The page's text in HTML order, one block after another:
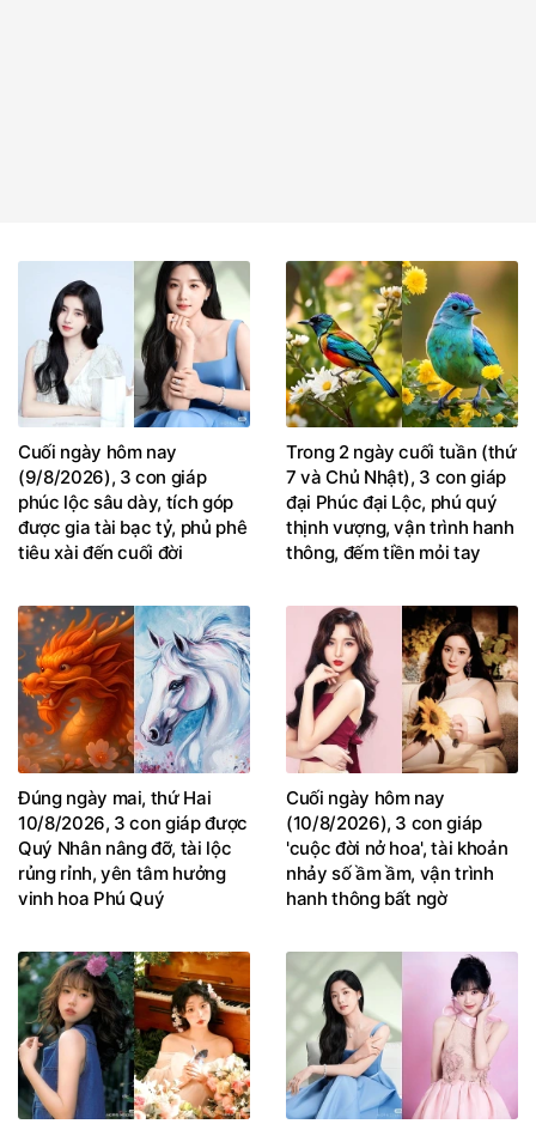
Cuối ngày hôm nay
(9/8/2026), 3 con giáp
phúc lộc sâu dày, tích góp
được gia tài bạc tỷ, phủ phê
tiêu xài đến cuối đời
Trong 2 ngày cuối tuần (thứ
7 và Chủ Nhật), 3 con giáp
đại Phúc đại Lộc, phú quý
thịnh vượng, vận trình hanh
thông, đếm tiền mỏi tay
Đúng ngày mai, thứ Hai
10/8/2026, 3 con giáp được
Quý Nhân nâng đỡ, tài lộc
rủng rỉnh, yên tâm hưởng
vinh hoa Phú Quý
Cuối ngày hôm nay
(10/8/2026), 3 con giáp
'cuộc đời nở hoa', tài khoản
nhảy số ầm ầm, vận trình
hanh thông bất ngờ